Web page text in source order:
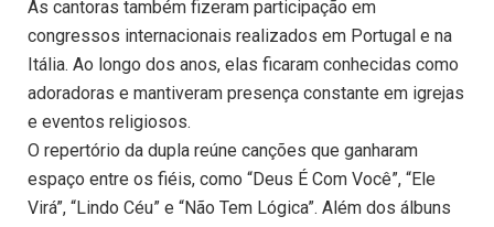
As cantoras também fizeram participação em
congressos internacionais realizados em Portugal e na
Itália. Ao longo dos anos, elas ficaram conhecidas como
adoradoras e mantiveram presença constante em igrejas
e eventos religiosos.
O repertório da dupla reúne canções que ganharam
espaço entre os fiéis, como “Deus É Com Você”, “Ele
Virá”, “Lindo Céu” e “Não Tem Lógica”. Além dos álbuns